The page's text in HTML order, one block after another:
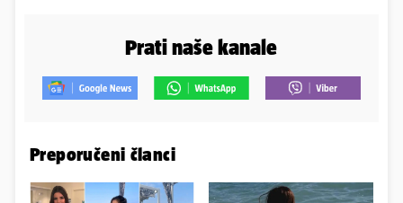
Prati naše kanale
Preporučeni članci